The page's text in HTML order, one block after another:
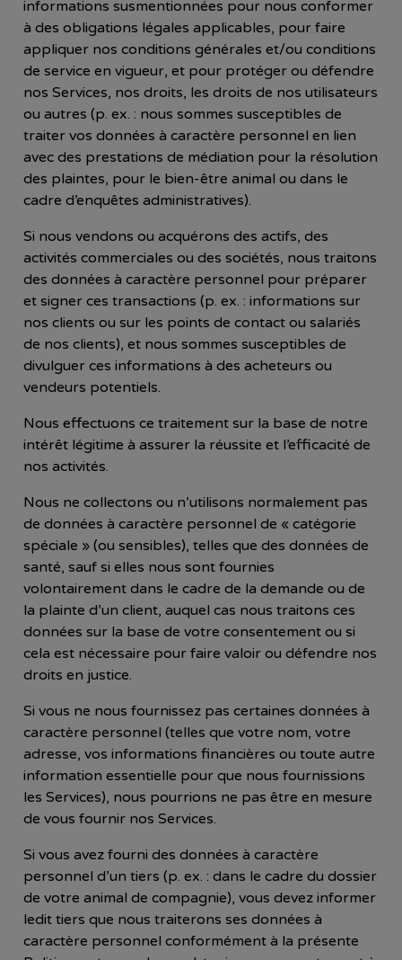
informations susmentionnées pour nous conformer
à des obligations légales applicables, pour faire
appliquer nos conditions générales et/ou conditions
de service en vigueur, et pour protéger ou défendre
nos Services, nos droits, les droits de nos utilisateurs
ou autres (p. ex. : nous sommes susceptibles de
traiter vos données à caractère personnel en lien
avec des prestations de médiation pour la résolution
des plaintes, pour le bien-être animal ou dans le
cadre d’enquêtes administratives).
Si nous vendons ou acquérons des actifs, des
activités commerciales ou des sociétés, nous traitons
des données à caractère personnel pour préparer
et signer ces transactions (p. ex. : informations sur
nos clients ou sur les points de contact ou salariés
de nos clients), et nous sommes susceptibles de
divulguer ces informations à des acheteurs ou
vendeurs potentiels.
Nous effectuons ce traitement sur la base de notre
intérêt légitime à assurer la réussite et l’efficacité de
nos activités.
Nous ne collectons ou n’utilisons normalement pas
de données à caractère personnel de « catégorie
spéciale » (ou sensibles), telles que des données de
santé, sauf si elles nous sont fournies
volontairement dans le cadre de la demande ou de
la plainte d’un client, auquel cas nous traitons ces
données sur la base de votre consentement ou si
cela est nécessaire pour faire valoir ou défendre nos
droits en justice.
Si vous ne nous fournissez pas certaines données à
caractère personnel (telles que votre nom, votre
adresse, vos informations financières ou toute autre
information essentielle pour que nous fournissions
les Services), nous pourrions ne pas être en mesure
de vous fournir nos Services.
Si vous avez fourni des données à caractère
personnel d’un tiers (p. ex. : dans le cadre du dossier
de votre animal de compagnie), vous devez informer
ledit tiers que nous traiterons ses données à
caractère personnel conformément à la présente